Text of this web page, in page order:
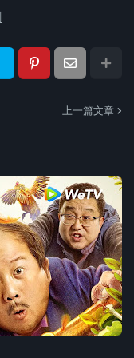
上一篇文章